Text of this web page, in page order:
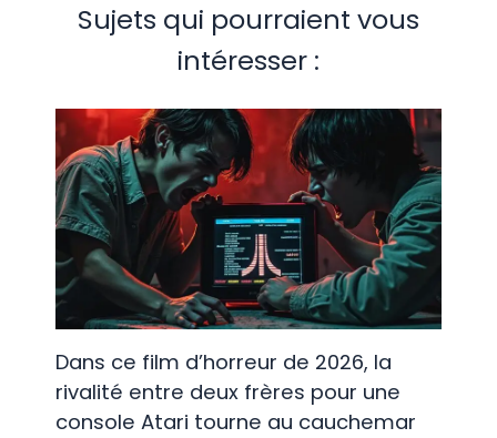
Sujets qui pourraient vous
intéresser :
Dans ce film d’horreur de 2026, la
rivalité entre deux frères pour une
console Atari tourne au cauchemar